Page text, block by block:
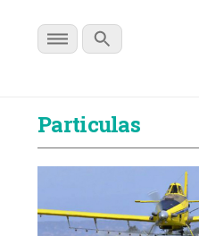
Particulas